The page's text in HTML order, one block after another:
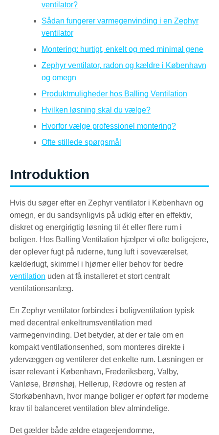
ventilator?
Sådan fungerer varmegenvinding i en Zephyr
ventilator
Montering: hurtigt, enkelt og med minimal gene
Zephyr ventilator, radon og kældre i København
og omegn
Produktmuligheder hos Balling Ventilation
Hvilken løsning skal du vælge?
Hvorfor vælge professionel montering?
Ofte stillede spørgsmål
Introduktion
Hvis du søger efter en Zephyr ventilator i København og
omegn, er du sandsynligvis på udkig efter en effektiv,
diskret og energirigtig løsning til ét eller flere rum i
boligen. Hos Balling Ventilation hjælper vi ofte boligejere,
der oplever fugt på ruderne, tung luft i soveværelset,
kælderlugt, skimmel i hjørner eller behov for bedre
ventilation uden at få installeret et stort centralt
ventilationsanlæg.
En Zephyr ventilator forbindes i boligventilation typisk
med decentral enkeltrumsventilation med
varmegenvinding. Det betyder, at der er tale om en
kompakt ventilationsenhed, som monteres direkte i
ydervæggen og ventilerer det enkelte rum. Løsningen er
især relevant i København, Frederiksberg, Valby,
Vanløse, Brønshøj, Hellerup, Rødovre og resten af
Storkøbenhavn, hvor mange boliger er opført før moderne
krav til balanceret ventilation blev almindelige.
Det gælder både ældre etageejendomme,